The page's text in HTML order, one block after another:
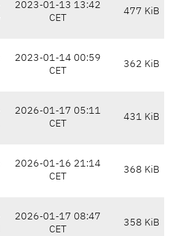
2023-01-13 13:42
CET
477 KiB
2023-01-14 00:59
CET
362 KiB
2026-01-17 05:11
CET
431 KiB
2026-01-16 21:14
CET
368 KiB
2026-01-17 08:47
CET
358 KiB